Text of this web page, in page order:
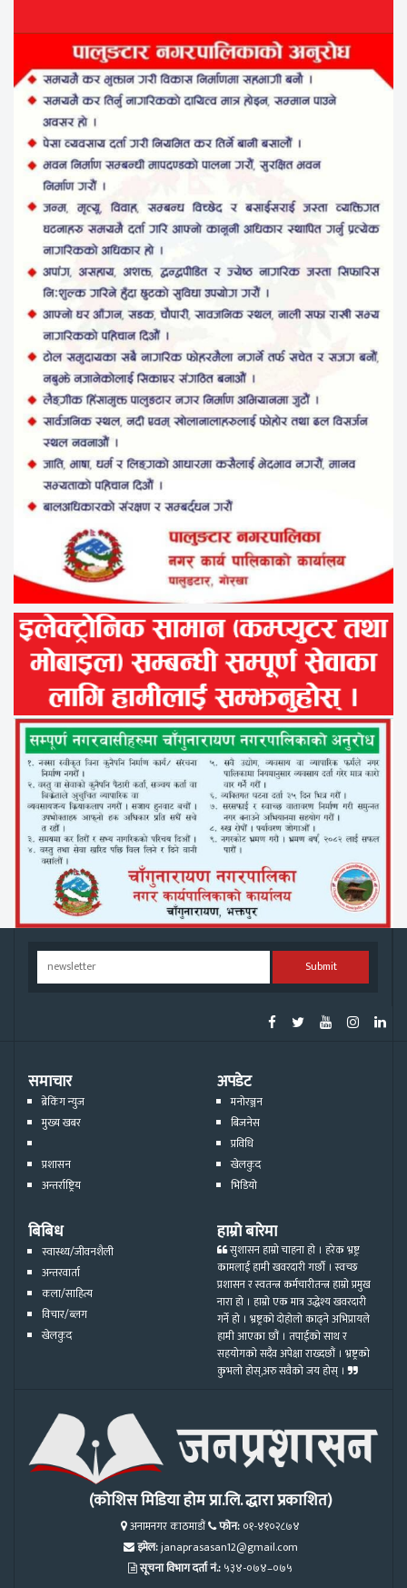
Submit
समाचार
ब्रेकिंग न्युज
मुख्य खबर
प्रशासन
अन्तर्राष्ट्रिय
अपडेट
मनोरञ्जन
बिजनेस
प्रविधि
खेलकुद
भिडियो
बिबिध
स्वास्थ्य/जीवनशैली
अन्तरवार्ता
कला/साहित्य
विचार/ब्लग
खेलकुद
हाम्रो बारेमा
सुशासन हाम्रो चाहना हो । हरेक भ्रष्ट्र
कामलाई हामी खवरदारी गर्छौ । स्वच्छ
प्रशासन र स्वतन्त्र कर्मचारीतन्त्र हाम्रो प्रमुख
नारा हो । हाम्रो एक मात्र उद्धेश्य खवरदारी
गर्ने हो । भ्रष्ट्रको दोहोलो काढ्ने अभिप्रायले
हामी आएका छौं । तपाईको साथ र
सहयोगको सदैव अपेक्षा राख्दछौं । भ्रष्ट्रको
कुभलो होस्,अरु सवैको जय होस् ।
(कोशिस मिडिया होम प्रा.लि. द्धारा प्रकाशित)
अनामनगर काठमाडौं फोन: ०१-४१०२८७४
इमेल:janaprasasan12@gmail.com
सूचना विभाग दर्ता नं.: ५३४-०७४–०७५